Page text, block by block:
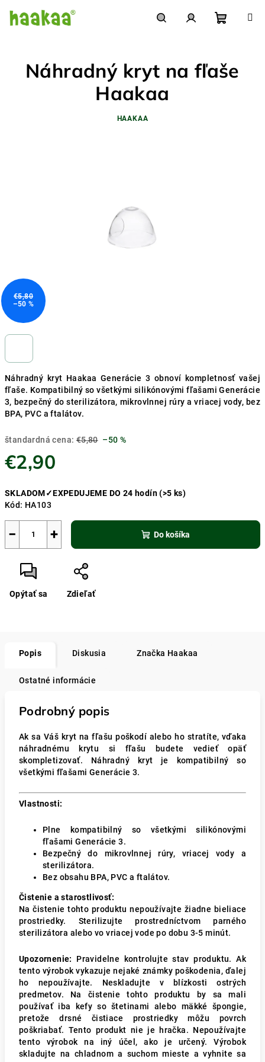
obsah
košík
Náhradný kryt Haakaa Generácie 3 obnoví kompletnosť vašej
fľaše. Kompatibilný so všetkými silikónovými fľašami Generácie
3, bezpečný do sterilizátora, mikrovlnnej rúry a vriacej vody, bez
BPA, PVC a ftalátov.
štandardná cena: €5,80 –50 %
€2,90
cena:
SKLADOM✓EXPEDUJEME DO 24 hodín(>5 ks)
Kód: HA103
+
− Do košíka
Opýtať sa Zdieľať
Náhradný kryt na fľaše
Haakaa
HAAKAA
€5,80
–50 %
Popis Diskusia Značka Haakaa
Ostatné informácie
Podrobný popis
Ak sa Váš kryt na fľašu poškodí alebo ho stratíte, vďaka
náhradnému krytu si fľašu budete vedieť opäť
skompletizovať. Náhradný kryt je kompatibilný so
všetkými fľašami Generácie 3.
Vlastnosti:
Plne kompatibilný so všetkými silikónovými
fľašami Generácie 3.
Bezpečný do mikrovlnnej rúry, vriacej vody a
sterilizátora.
Bez obsahu BPA, PVC a ftalátov.
Čistenie a starostlivosť:
Na čistenie tohto produktu nepoužívajte žiadne bieliace
prostriedky. Sterilizujte prostredníctvom parného
sterilizátora alebo vo vriacej vode po dobu 3-5 minút.
Upozornenie:
Pravidelne kontrolujte stav produktu. Ak
tento výrobok vykazuje nejaké známky poškodenia, ďalej
ho nepoužívajte. Neskladujte v blízkosti ostrých
predmetov. Na čistenie tohto produktu by sa mali
používať iba kefy so štetinami alebo mäkké špongie,
pretože drsné čistiace prostriedky môžu povrch
poškriabať. Tento produkt nie je hračka. Nepoužívajte
tento výrobok na iný účel, ako je určený. Výrobok
skladujte na chladnom a suchom mieste a vyhnite sa